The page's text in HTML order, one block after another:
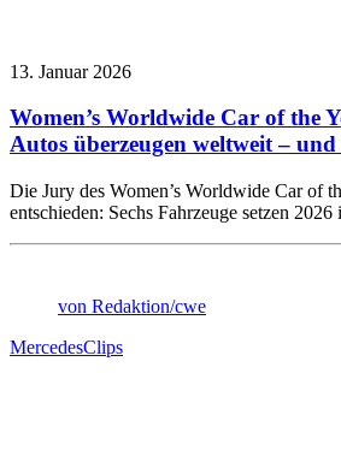
13. Januar 2026
Women’s Worldwide Car of the
Autos überzeugen weltweit –
Die Jury des Women’s Worldwide Car of
entschieden: Sechs Fahrzeuge setzen
von Redaktion/cwe
MercedesClips